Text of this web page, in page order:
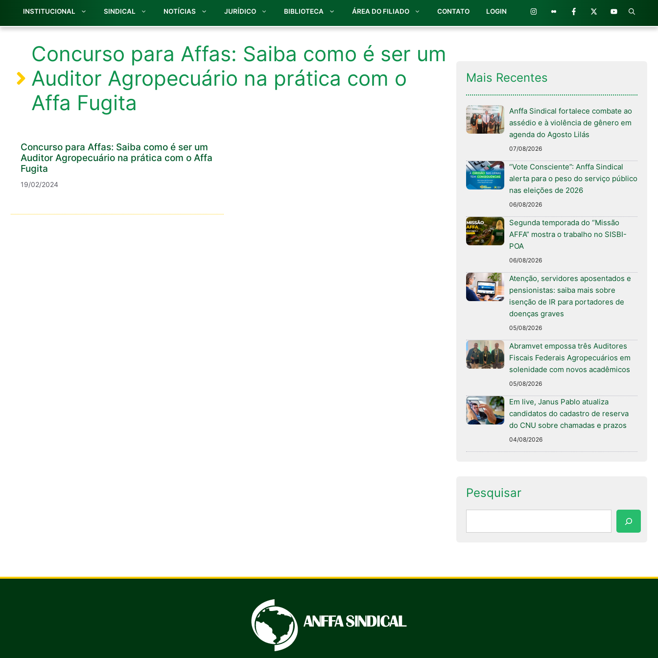
INSTITUCIONAL SINDICAL NOTÍCIAS JURÍDICO BIBLIOTECA ÁREA DO FILIADO CONTATO LOGIN
Concurso para Affas: Saiba como é ser um
Auditor Agropecuário na prática com o
Affa Fugita
Concurso para Affas: Saiba como é ser um
Auditor Agropecuário na prática com o Affa
Fugita
19/02/2024
Mais Recentes
Anffa Sindical fortalece combate ao
assédio e à violência de gênero em
agenda do Agosto Lilás
07/08/2026
“Vote Consciente”: Anffa Sindical
alerta para o peso do serviço público
nas eleições de 2026
06/08/2026
Segunda temporada do “Missão
AFFA” mostra o trabalho no SISBI-
POA
06/08/2026
Atenção, servidores aposentados e
pensionistas: saiba mais sobre
isenção de IR para portadores de
doenças graves
05/08/2026
Abramvet empossa três Auditores
Fiscais Federais Agropecuários em
solenidade com novos acadêmicos
05/08/2026
Em live, Janus Pablo atualiza
candidatos do cadastro de reserva
do CNU sobre chamadas e prazos
04/08/2026
Pesquisar